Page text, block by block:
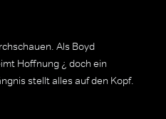
Als Boyd
Hoffnung ¿ doch ein
stellt alles auf den Kopf.